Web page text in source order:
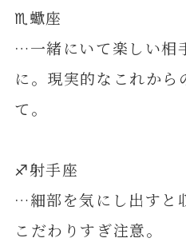
♏️蠍座
…一緒にいて楽しい相
に。現実的なこれから
て。
♐️射手座
…細部を気にし出すと
こだわりすぎ注意。